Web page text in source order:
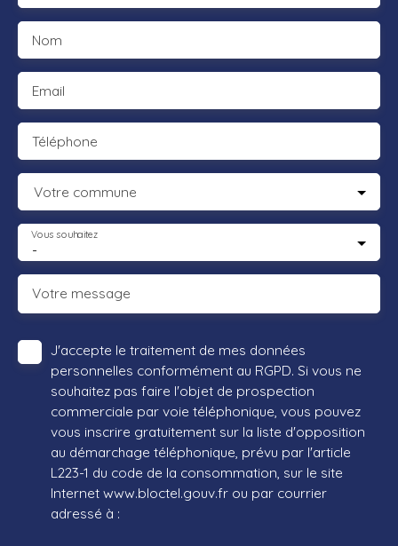
Nom
Email
Téléphone
Votre commune
-
Vous souhaitez
Votre message
J'accepte le traitement de mes données
personnelles conformément au RGPD. Si vous ne
souhaitez pas faire l'objet de prospection
commerciale par voie téléphonique, vous pouvez
vous inscrire gratuitement sur la liste d'opposition
au démarchage téléphonique, prévu par l'article
L223-1 du code de la consommation, sur le site
Internet www.bloctel.gouv.fr ou par courrier
adressé à :